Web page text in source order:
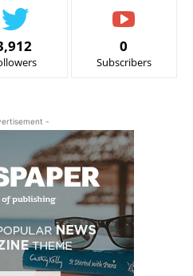
0
Subscribers
-